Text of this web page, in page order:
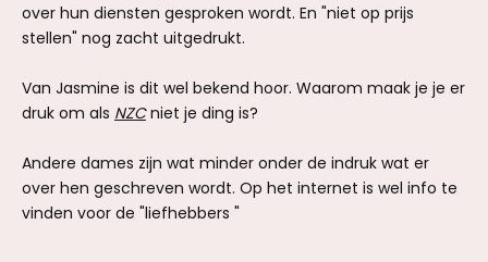
over hun diensten gesproken wordt. En "niet op prijs
stellen" nog zacht uitgedrukt.
Van Jasmine is dit wel bekend hoor. Waarom maak je je er
druk om als NZCniet je ding is?
Andere dames zijn wat minder onder de indruk wat er
over hen geschreven wordt. Op het internet is wel info te
vinden voor de "liefhebbers "